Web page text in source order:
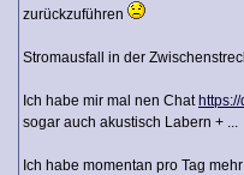
zurückzuführen
Stromausfall in der
Ich habe mir mal nen Chat
sogar auch akustisch Labern + ...
Ich habe momentan pro Tag